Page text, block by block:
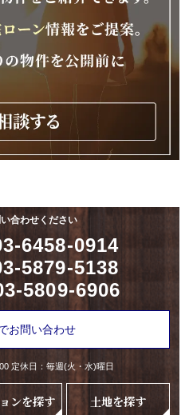
合わせください
6458-0914
5879-5138
5809-6906
お問い合わせ
定休日：毎週(火・水)曜日
ンを探す 土地を探す